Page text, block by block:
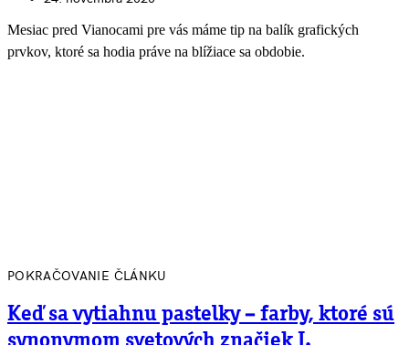
Mesiac pred Vianocami pre vás máme tip na balík grafických
prvkov, ktoré sa hodia práve na blížiace sa obdobie.
POKRAČOVANIE ČLÁNKU
Keď sa vytiahnu pastelky – farby, ktoré sú